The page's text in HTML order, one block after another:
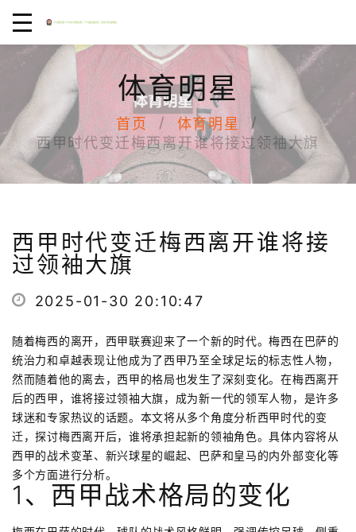
体育明星
首页
体育明星
西甲时代变迁梅西离开谁将接过领袖大旗
西甲时代变迁梅西离开谁将接
过领袖大旗
2025-01-30 20:10:47
随着梅西的离开，西甲联赛迎来了一个新的时代。梅西在巴萨的
统治力和卓越表现让他成为了西甲乃至全球足坛的标志性人物，
然而随着他的离去，西甲的格局也发生了深刻变化。在梅西离开
后的西甲，谁将接过领袖大旗，成为新一代的领军人物，是许多
球迷和专家热议的话题。本文将从多个角度分析西甲时代的变
迁，探讨梅西离开后，谁将承担起新的领袖角色。具体内容将从
西甲的战术变革、新兴球星的崛起、巴萨和皇马的内外部变化等
多个方面进行分析。
1、西甲战术格局的变化